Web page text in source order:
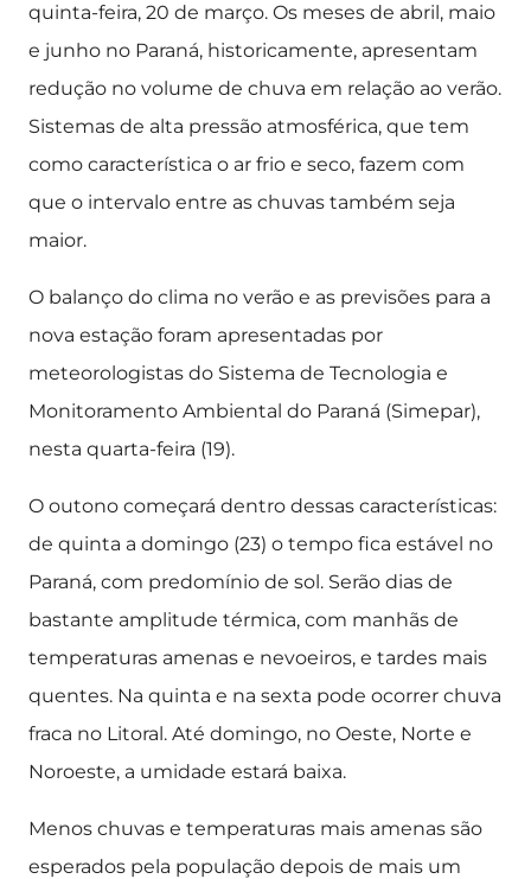
quinta-feira, 20 de março. Os meses de abril, maio
e junho no Paraná, historicamente, apresentam
redução no volume de chuva em relação ao verão.
Sistemas de alta pressão atmosférica, que tem
como característica o ar frio e seco, fazem com
que o intervalo entre as chuvas também seja
maior.
O balanço do clima no verão e as previsões para a
nova estação foram apresentadas por
meteorologistas do Sistema de Tecnologia e
Monitoramento Ambiental do Paraná (Simepar),
nesta quarta-feira (19).
O outono começará dentro dessas características:
de quinta a domingo (23) o tempo fica estável no
Paraná, com predomínio de sol. Serão dias de
bastante amplitude térmica, com manhãs de
temperaturas amenas e nevoeiros, e tardes mais
quentes. Na quinta e na sexta pode ocorrer chuva
fraca no Litoral. Até domingo, no Oeste, Norte e
Noroeste, a umidade estará baixa.
Menos chuvas e temperaturas mais amenas são
esperados pela população depois de mais um